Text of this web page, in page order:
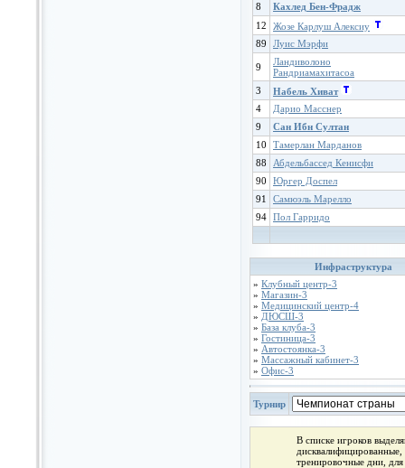
8
Кахлед Бен-Фрадж
12
Жозе Карлуш Алексиу
89
Луис Мэрфи
9
Ландиволоно
Рандриамахитасоа
3
Набель Хиват
4
Дарио Масснер
9
Сан Ибн Султан
10
Тамерлан Марданов
88
Абдельбассед Кенисфи
90
Юргер Доспел
91
Самюэль Марелло
94 Пол Гарридо
Инфраструктура
» Клубный центр-3
» Магазин-3
» Медицинский центр-4
» ДЮСШ-3
» База клуба-3
» Гостиница-3
» Автостоянка-3
» Массажный кабинет-3
» Офис-3
Турнир
В списке игроков
тренировочные дни,